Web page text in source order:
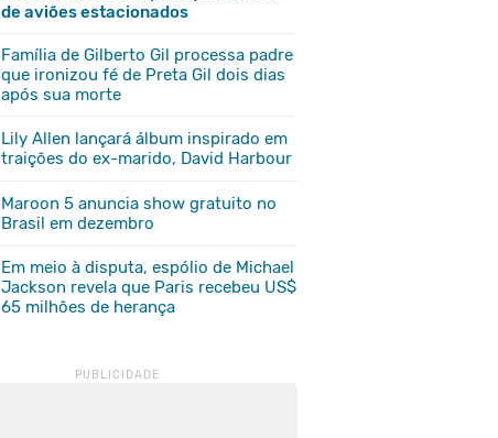
de aviões estacionados
Família de Gilberto Gil processa padre
que ironizou fé de Preta Gil dois dias
após sua morte
Lily Allen lançará álbum inspirado em
traições do ex-marido, David Harbour
Maroon 5 anuncia show gratuito no
Brasil em dezembro
Em meio à disputa, espólio de Michael
Jackson revela que Paris recebeu US$
65 milhões de herança